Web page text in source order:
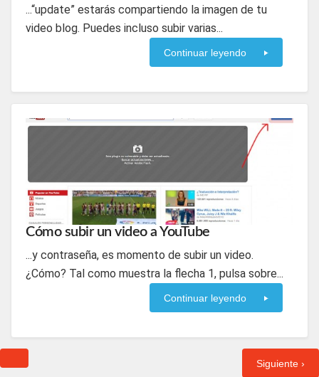
...“update” estarás compartiendo la imagen de tu
video blog. Puedes incluso subir varias...
Continuar leyendo
Cómo subir un video a YouTube
...y contraseña, es momento de subir un video.
¿Cómo? Tal como muestra la flecha 1, pulsa sobre...
Continuar leyendo
Siguiente ›